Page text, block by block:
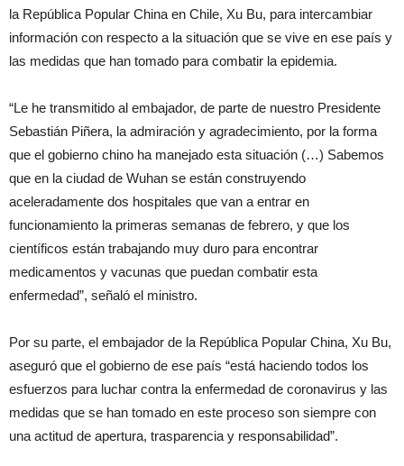
la República Popular China en Chile, Xu Bu, para intercambiar
información con respecto a la situación que se vive en ese país y
las medidas que han tomado para combatir la epidemia.
“Le he transmitido al embajador, de parte de nuestro Presidente
Sebastián Piñera, la admiración y agradecimiento, por la forma
que el gobierno chino ha manejado esta situación (…) Sabemos
que en la ciudad de Wuhan se están construyendo
aceleradamente dos hospitales que van a entrar en
funcionamiento la primeras semanas de febrero, y que los
científicos están trabajando muy duro para encontrar
medicamentos y vacunas que puedan combatir esta
enfermedad”, señaló el ministro.
Por su parte, el embajador de la República Popular China, Xu Bu,
aseguró que el gobierno de ese país “está haciendo todos los
esfuerzos para luchar contra la enfermedad de coronavirus y las
medidas que se han tomado en este proceso son siempre con
una actitud de apertura, trasparencia y responsabilidad”.